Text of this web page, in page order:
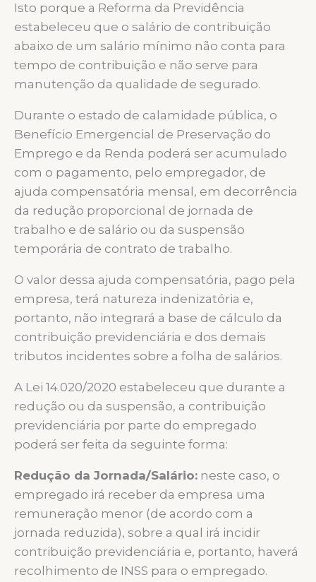
Isto porque a Reforma da Previdência
estabeleceu que o salário de contribuição
abaixo de um salário mínimo não conta para
tempo de contribuição e não serve para
manutenção da qualidade de segurado.
Durante o estado de calamidade pública, o
Benefício Emergencial de Preservação do
Emprego e da Renda poderá ser acumulado
com o pagamento, pelo empregador, de
ajuda compensatória mensal, em decorrência
da redução proporcional de jornada de
trabalho e de salário ou da suspensão
temporária de contrato de trabalho.
O valor dessa ajuda compensatória, pago pela
empresa, terá natureza indenizatória e,
portanto, não integrará a base de cálculo da
contribuição previdenciária e dos demais
tributos incidentes sobre a folha de salários.
A Lei 14.020/2020 estabeleceu que durante a
redução ou da suspensão, a contribuição
previdenciária por parte do empregado
poderá ser feita da seguinte forma:
Redução da Jornada/Salário: neste caso, o
empregado irá receber da empresa uma
remuneração menor (de acordo com a
jornada reduzida), sobre a qual irá incidir
contribuição previdenciária e, portanto, haverá
recolhimento de INSS para o empregado.